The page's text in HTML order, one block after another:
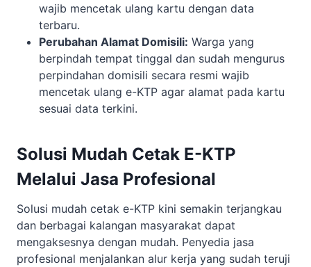
wajib mencetak ulang kartu dengan data
terbaru.
Perubahan Alamat Domisili: Warga yang
berpindah tempat tinggal dan sudah mengurus
perpindahan domisili secara resmi wajib
mencetak ulang e-KTP agar alamat pada kartu
sesuai data terkini.
Solusi Mudah Cetak E-KTP
Melalui Jasa Profesional
Solusi mudah cetak e-KTP kini semakin terjangkau
dan berbagai kalangan masyarakat dapat
mengaksesnya dengan mudah. Penyedia jasa
profesional menjalankan alur kerja yang sudah teruji